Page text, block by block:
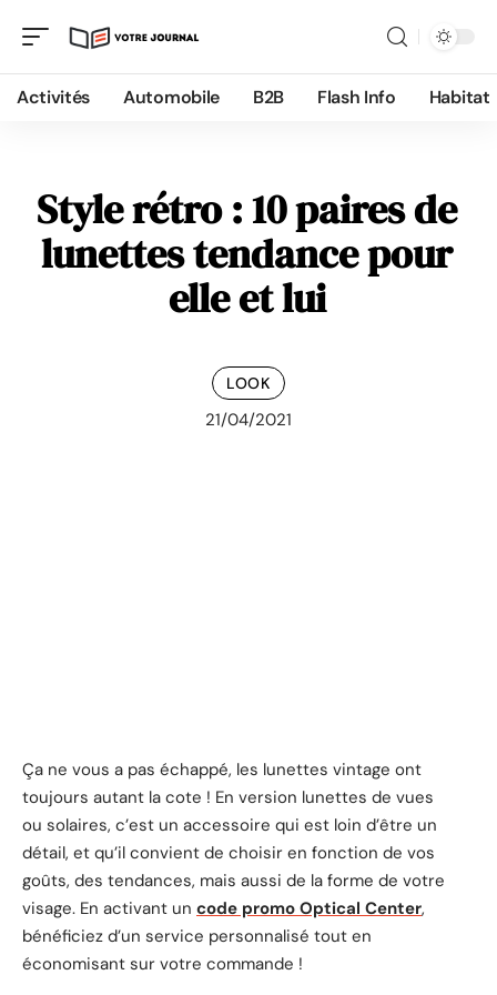
Activités Automobile B2B Flash Info Habitat
Style rétro : 10 paires de
lunettes tendance pour
elle et lui
LOOK
21/04/2021
Ça ne vous a pas échappé, les lunettes vintage ont
toujours autant la cote ! En version lunettes de vues
ou solaires, c’est un accessoire qui est loin d’être un
détail, et qu’il convient de choisir en fonction de vos
goûts, des tendances, mais aussi de la forme de votre
visage. En activant un code promo Optical Center,
bénéficiez d’un service personnalisé tout en
économisant sur votre commande !